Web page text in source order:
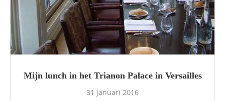
Mijn lunch in het Trianon Palace in Versailles
31 januari 2016